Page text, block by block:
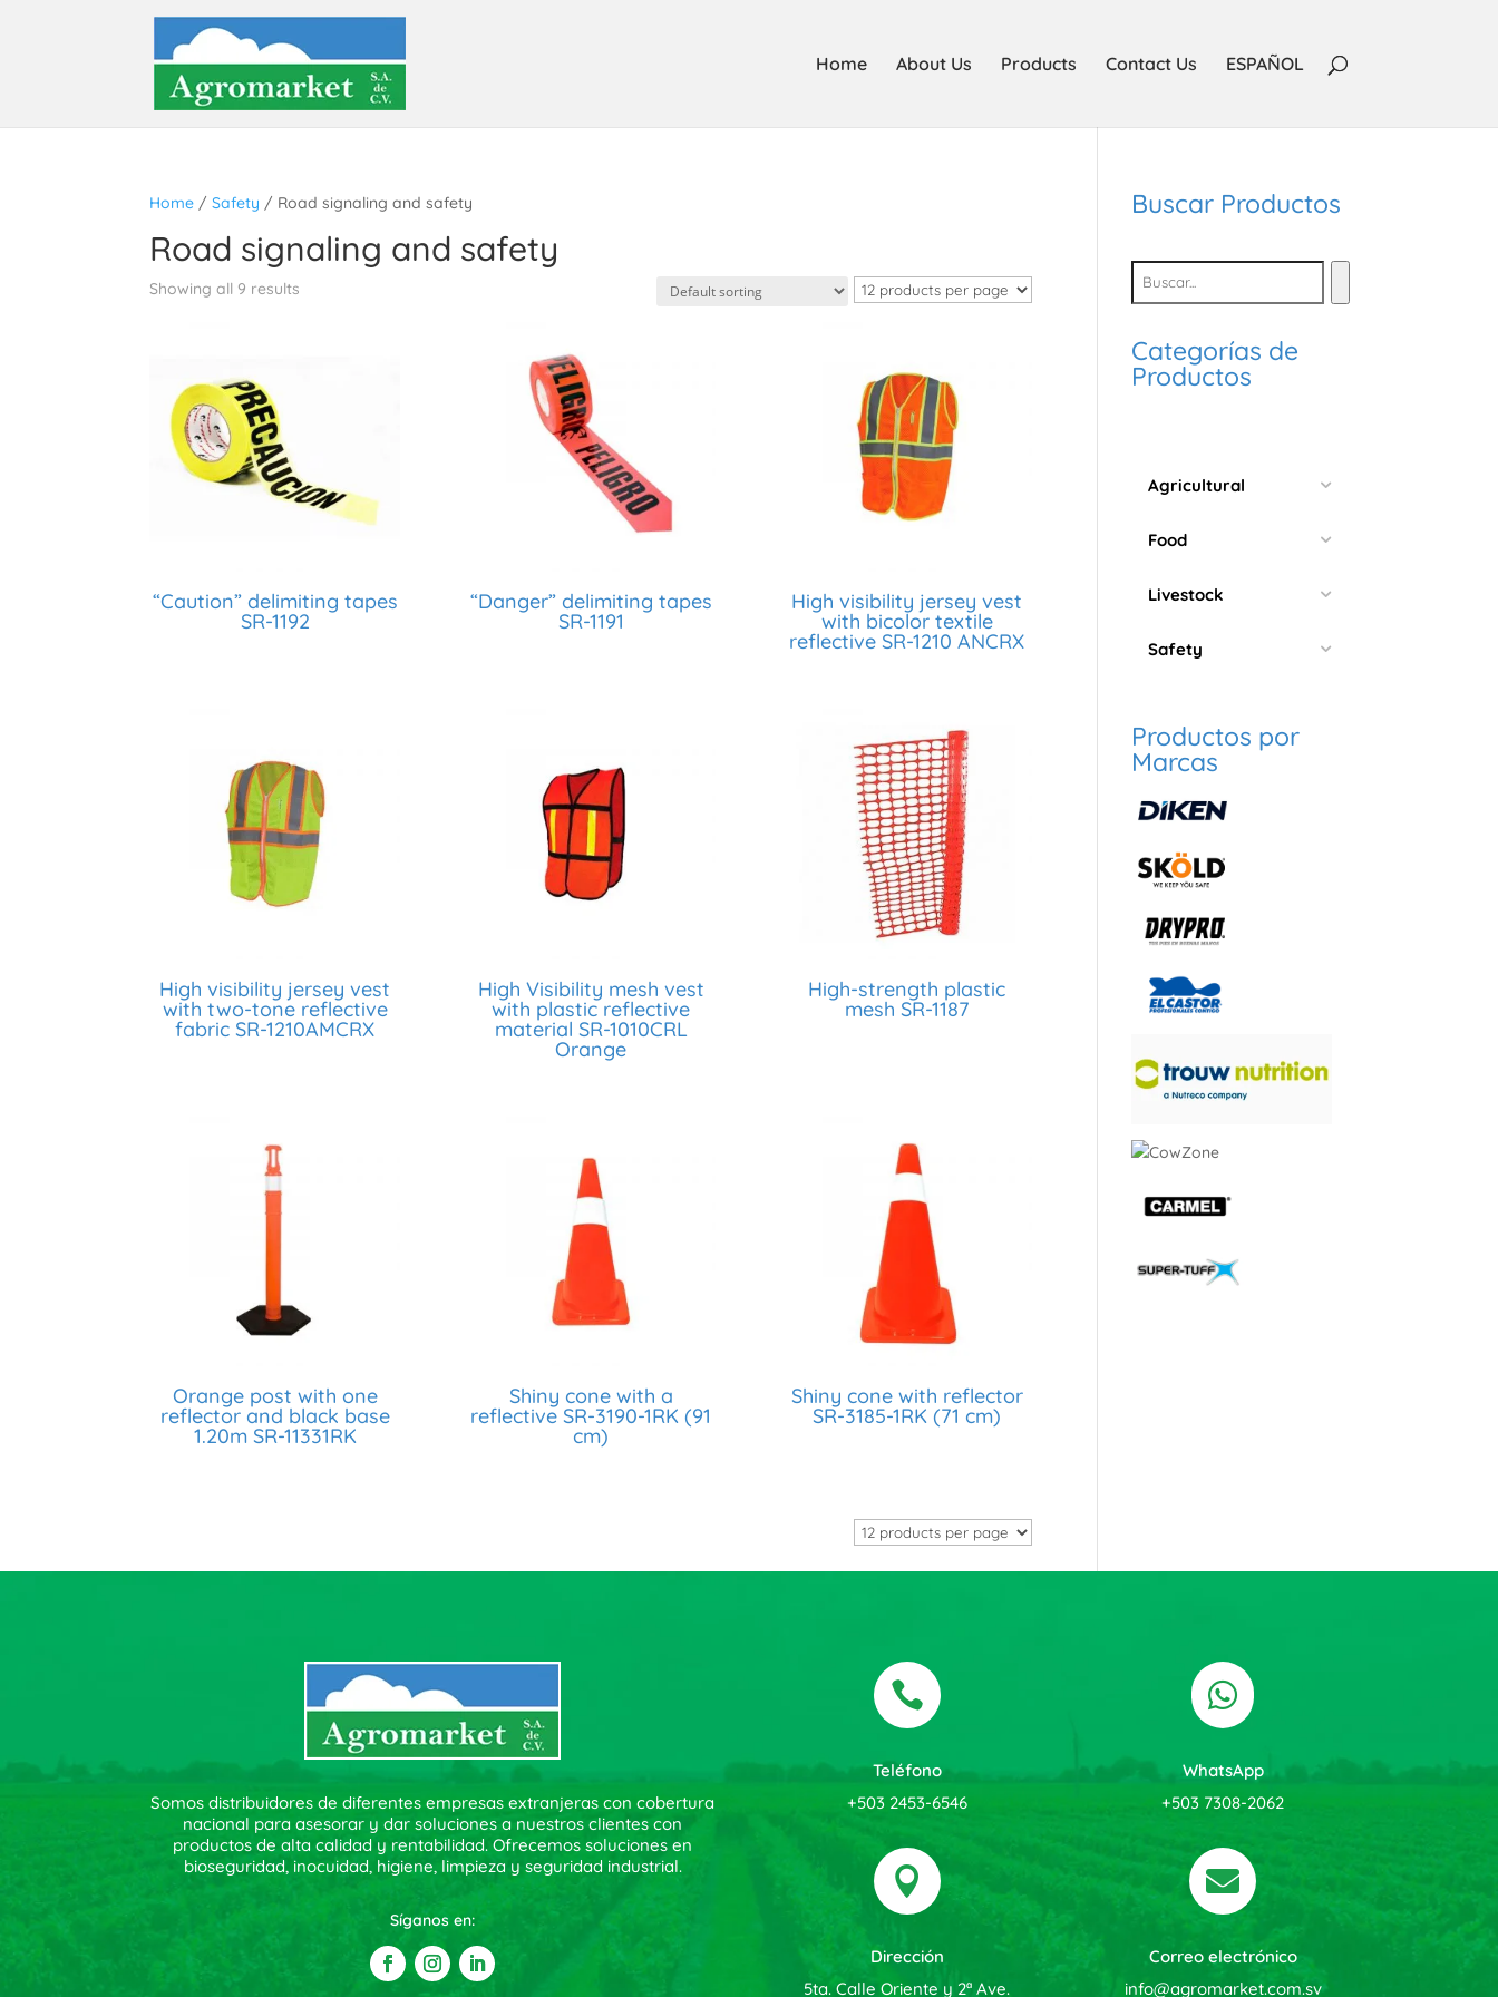
Home About Us Products Contact Us ESPAÑOL
Home /Safety / Road signaling and safety
Road signaling and safety
Showing all 9 results
“Caution” delimiting tapes
SR-1192
“Danger” delimiting tapes
SR-1191
High visibility jersey vest
with bicolor textile
reflective SR-1210 ANCRX
High visibility jersey vest
with two-tone reflective
fabric SR-1210AMCRX
High Visibility mesh vest
with plastic reflective
material SR-1010CRL
Orange
High-strength plastic
mesh SR-1187
Orange post with one
reflector and black base
1.20m SR-11331RK
Shiny cone with a
reflective SR-3190-1RK (91
cm)
Shiny cone with reflector
SR-3185-1RK (71 cm)
Buscar Productos
Categorías de
Productos
Agricultural
Food
Livestock
Safety
Productos por
Marcas
Somos distribuidores de diferentes empresas extranjeras con cobertura
nacional para asesorar y dar soluciones a nuestros clientes con
productos de alta calidad y rentabilidad. Ofrecemos soluciones en
bioseguridad, inocuidad, higiene, limpieza y seguridad industrial.
Síganos en:

Teléfono
+503 2453-6546

Dirección
5ta. Calle Oriente y 2ª Ave.

WhatsApp
+503 7308-2062

Correo electrónico
info@agromarket.com.sv